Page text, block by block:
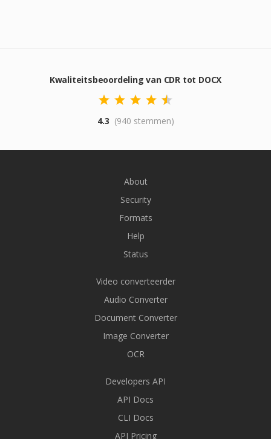
Kwaliteitsbeoordeling van CDR tot DOCX
4.3 (940 stemmen)
About
Security
Formats
Help
Status
Video converteerder
Audio Converter
Document Converter
Image Converter
OCR
Developers API
API Docs
CLI Docs
API Pricing